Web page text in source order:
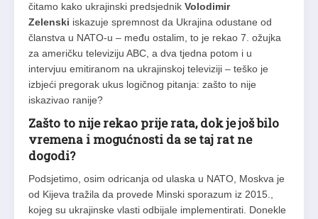
čitamo kako ukrajinski predsjednik Volodimir
Zelenski iskazuje spremnost da Ukrajina odustane od
članstva u NATO-u – među ostalim, to je rekao 7. ožujka
za američku televiziju ABC, a dva tjedna potom i u
intervjuu emitiranom na ukrajinskoj televiziji – teško je
izbjeći pregorak ukus logičnog pitanja: zašto to nije
iskazivao ranije?
Zašto to nije rekao prije rata, dok je još bilo
vremena i mogućnosti da se taj rat ne
dogodi?
Podsjetimo, osim odricanja od ulaska u NATO, Moskva je
od Kijeva tražila da provede Minski sporazum iz 2015.,
kojeg su ukrajinske vlasti odbijale implementirati. Donekle